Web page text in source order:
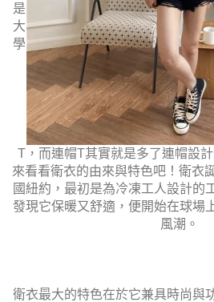
是
大
學
T，而連帽T其實就是多了連帽設
來看看衛衣的由來與特色吧！衛衣
國紐約，最初是為冷凍工人設計的
發現它保暖又舒適，便開始在球場
風潮。
衛衣最大的特色在於它兼具時尚與